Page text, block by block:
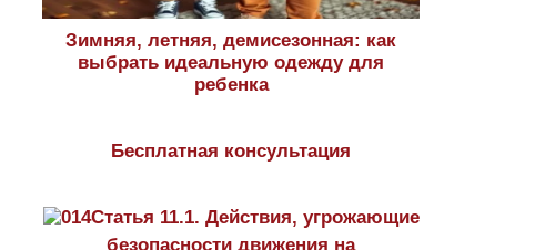
Зимняя, летняя, демисезонная: как
выбрать идеальную одежду для
ребенка
Бесплатная консультация
Статья 11.1. Действия, угрожающие
безопасности движения на